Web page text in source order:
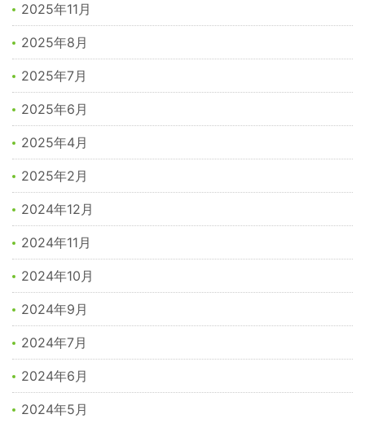
2025年11月
2025年8月
2025年7月
2025年6月
2025年4月
2025年2月
2024年12月
2024年11月
2024年10月
2024年9月
2024年7月
2024年6月
2024年5月